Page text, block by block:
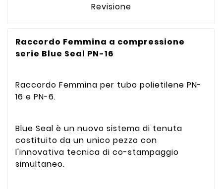
Revisione
Raccordo Femmina a compressione
serie Blue Seal PN-16
Raccordo Femmina per tubo polietilene PN-
16 e PN-6.
Blue Seal è un nuovo sistema di tenuta
costituito da un unico pezzo con
l'innovativa tecnica di co-stampaggio
simultaneo.